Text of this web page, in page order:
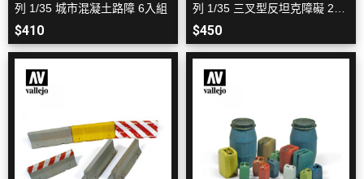
列 1/35 城市混凝土路障 6入組
$410
列 1/35 三叉型反坦克障礙 2入
組
$450